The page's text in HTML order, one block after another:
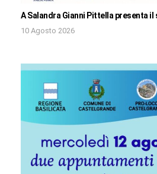
A Salandra Gianni Pittella presenta il
10 Agosto 2026